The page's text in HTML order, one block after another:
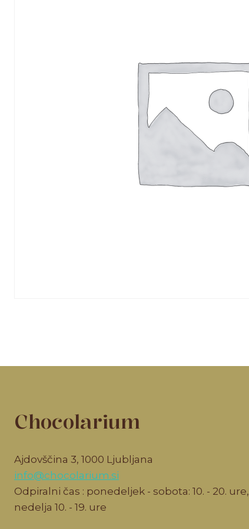
Chocolarium
Ajdovščina 3, 1000 Ljubljana
info@chocolarium.si
Odpiralni čas : ponedeljek - sobota: 10. - 20. ure,
nedelja 10. - 19. ure